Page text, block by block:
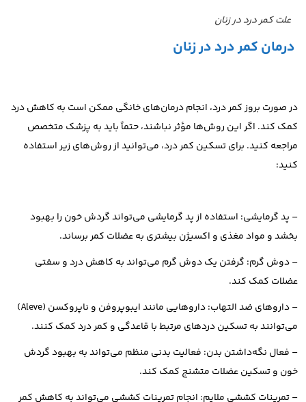
علت کمر درد در زنان
درمان کمر درد در زنان
در صورت بروز کمر درد، انجام درمان‌های خانگی ممکن است به کاهش درد
کمک کند. اگر این روش‌ها مؤثر نباشند، حتماً باید به پزشک متخصص
مراجعه کنید. برای تسکین کمر درد، می‌توانید از روش‌های زیر استفاده
کنید:
– پد گرمایشی: استفاده از پد گرمایشی می‌تواند گردش خون را بهبود
بخشد و مواد مغذی و اکسیژن بیشتری به عضلات کمر برساند.
– دوش گرم: گرفتن یک دوش گرم می‌تواند به کاهش درد و سفتی
عضلات کمک کند.
– داروهای ضد التهاب: داروهایی مانند ایبوپروفن و ناپروکسن (Aleve)
می‌توانند به تسکین دردهای مرتبط با قاعدگی و کمر درد کمک کنند.
– فعال نگه‌داشتن بدن: فعالیت بدنی منظم می‌تواند به بهبود گردش
خون و تسکین عضلات متشنج کمک کند.
– تمرینات کششی ملایم: انجام تمرینات کششی می‌تواند به کاهش کمر